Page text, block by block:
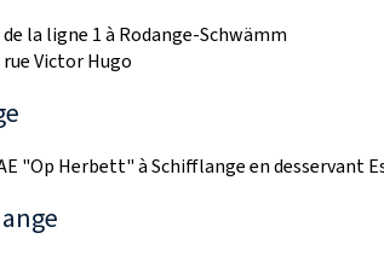
la ligne 1 à Rodange-Schwämm
Victor Hugo
"Op Herbett" à Schifflange en desservant